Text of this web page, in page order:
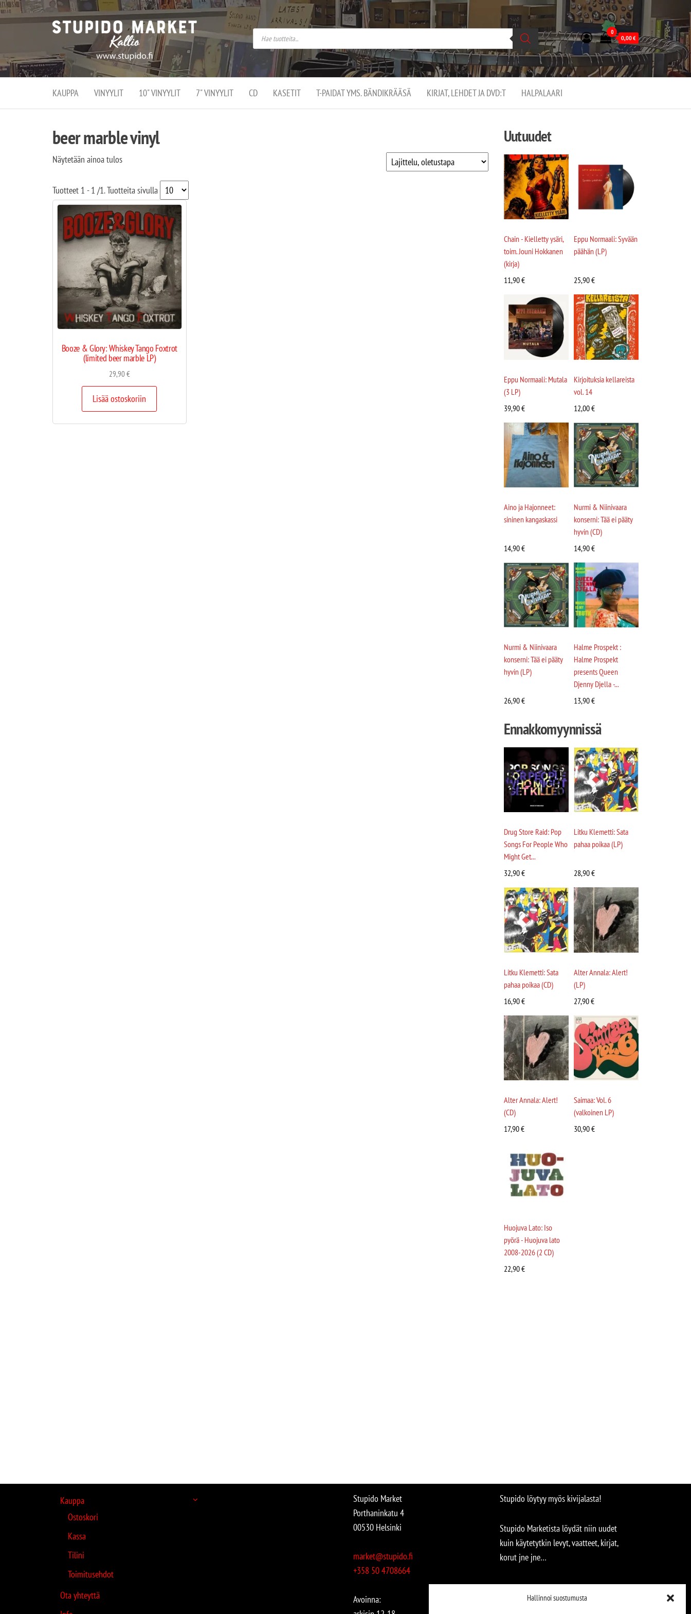
Hallinnoi suostumusta
Stupido
Market –
verkossa
ja
kivijalassa
Stupido Market on
vaihtoehtomusaan
erikoistunut
verkko- sekä
kivijalkakauppa
Helsingissä
Kallion
0
0,00€
KAUPPA VINYYLIT 10" VINYYLIT 7" VINYYLIT CD KASETIT T-PAIDAT YMS. BÄNDIKRÄÄSÄ KIRJAT, LEHDET JA DVD:T HALPALAARI
beer marble vinyl
Näytetään ainoa tulos
Tuotteet 1 - 1 /1. Tuotteita sivulla
Booze & Glory: Whiskey Tango Foxtrot
(limited beer marble LP)
29,90€
Lisää ostoskoriin
Uutuudet
Chain - Kielletty ysäri,
toim. Jouni Hokkanen
(kirja)
11,90€
Eppu Normaali: Syvään
päähän (LP)
25,90€
Eppu Normaali: Mutala
(3 LP)
39,90€
Kirjoituksia kellareista
vol. 14
12,00€
Aino ja Hajonneet:
sininen kangaskassi
14,90€
Nurmi & Niinivaara
konserni: Tää ei pääty
hyvin (CD)
14,90€
Nurmi & Niinivaara
konserni: Tää ei pääty
hyvin (LP)
26,90€
Halme Prospekt :
Halme Prospekt
presents Queen
Djenny Djella -...
13,90€
Ennakkomyynnissä
Drug Store Raid: Pop
Songs For People Who
Might Get...
32,90€
Litku Klemetti: Sata
pahaa poikaa (LP)
28,90€
Litku Klemetti: Sata
pahaa poikaa (CD)
16,90€
Alter Annala: Alert!
(LP)
27,90€
Alter Annala: Alert!
(CD)
17,90€
Saimaa: Vol. 6
(valkoinen LP)
30,90€
Huojuva Lato: Iso
pyörä - Huojuva lato
2008-2026 (2 CD)
22,90€
Kauppa
Ostoskori
Kassa
Tilini
Toimitusehdot
Ota yhteyttä
Stupido Market
Porthaninkatu 4
00530 Helsinki
market@stupido.fi
+358 50 4708664
Avoinna:
Stupido löytyy myös kivijalasta!
Stupido Marketista löydät niin uudet
kuin käytetytkin levyt, vaatteet, kirjat,
korut jne jne…